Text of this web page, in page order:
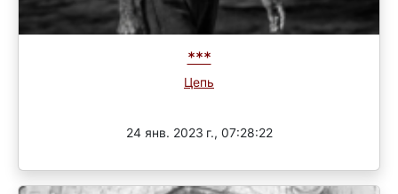
***
Цепь
24 янв. 2023 г., 07:28:22